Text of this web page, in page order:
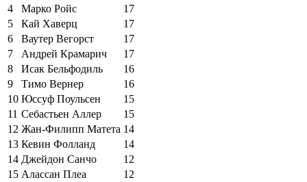
4
Марко Ройс
17
5
Кай Хаверц
17
6
Ваутер Вегорст
17
7
Андрей Крамарич
17
8
Исак Бельфодиль
16
9
Тимо Вернер
16
10 Юссуф Поульсен
15
11 Себастьен Аллер
15
12 Жан-Филипп Матета 14
13 Кевин Фолланд
14
14 Джейдон Санчо
12
15 Алассан Плеа 12